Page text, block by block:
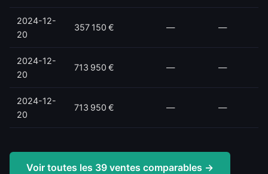
2024-12-
20
357 150 € — —
2024-12-
20
713 950 € — —
2024-12-
20
713 950 € — —
Voir toutes les 39 ventes comparables →